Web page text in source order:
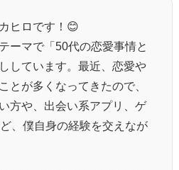
ヒロです！😊
ーマで「50代の恋愛事情と
しています。最近、恋愛や
とが多くなってきたので、
方や、出会い系アプリ、ゲ
、僕自身の経験を交えなが